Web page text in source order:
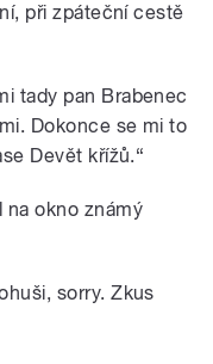
při zpáteční cestě
tady pan Brabenec
Dokonce se mi to
Devět křížů.“
na okno známý
sorry. Zkus